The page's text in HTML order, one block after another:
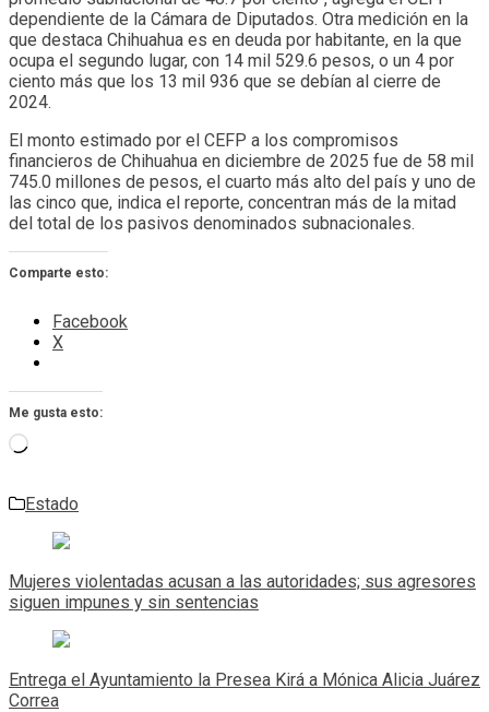
dependiente de la Cámara de Diputados. Otra medición en la
que destaca Chihuahua es en deuda por habitante, en la que
ocupa el segundo lugar, con 14 mil 529.6 pesos, o un 4 por
ciento más que los 13 mil 936 que se debían al cierre de
2024.
El monto estimado por el CEFP a los compromisos
financieros de Chihuahua en diciembre de 2025 fue de 58 mil
745.0 millones de pesos, el cuarto más alto del país y uno de
las cinco que, indica el reporte, concentran más de la mitad
del total de los pasivos denominados subnacionales.
Comparte esto:
Facebook
X
Me gusta esto:
Cargando...
Estado
Navegación
de
entradas
Mujeres violentadas acusan a las autoridades; sus agresores
siguen impunes y sin sentencias
Entrega el Ayuntamiento la Presea Kirá a Mónica Alicia Juárez
Correa